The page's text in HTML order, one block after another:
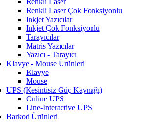
Renkli Laser
Renkli Laser Çok Fonksiyonlu
Inkjet Yazıcılar
Inkjet Çok Fonksiyonlu
Tarayıcılar
Matris Yazıcılar
Yazıcı - Tarayıcı
Klavye - Mouse Ürünleri
Klavye
Mouse
UPS (Kesintisiz Güç Kaynağı)
Online UPS
Line-Interactive UPS
Barkod Ürünleri